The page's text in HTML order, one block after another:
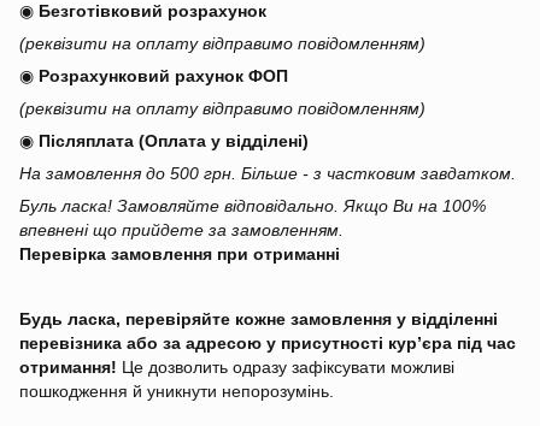
◉ Безготівковий розрахунок
(реквізити на оплату відправимо повідомленням)
◉ Розрахунковий рахунок ФОП
(реквізити на оплату відправимо повідомленням)
◉ Післяплата (Оплата у відділені)
На замовлення до 500 грн. Більше - з частковим завдатком.
Буль ласка! Замовляйте відповідально. Якщо Ви на 100%
впевнені що прийдете за замовленням.
Перевірка замовлення при отриманні
Будь ласка, перевіряйте кожне замовлення у відділенні
перевізника або за адресою у присутності кур’єра під час
отримання! Це дозволить одразу зафіксувати можливі
пошкодження й уникнути непорозумінь.